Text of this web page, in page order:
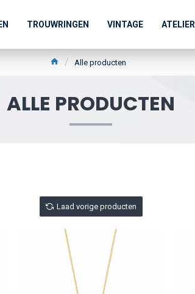
TROUWRINGEN VINTAGE ATELIER
Alle producten
ALLE PRODUCTEN
Laad vorige producten